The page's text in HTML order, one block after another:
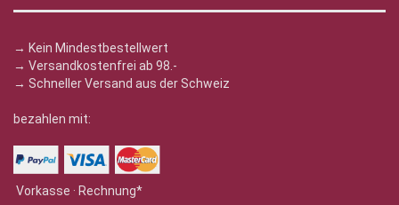
→ Kein Mindestbestellwert
→ Versandkostenfrei ab 98.-
→ Schneller Versand aus der Schweiz
bezahlen mit:
Vorkasse · Rechnung*